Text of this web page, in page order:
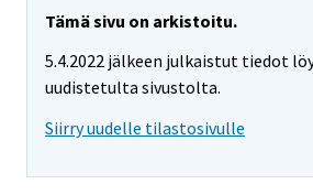
Tämä sivu on arkistoitu.
5.4.2022 jälkeen julkaistut tiedot
uudistetulta sivustolta.
Siirry uudelle tilastosivulle